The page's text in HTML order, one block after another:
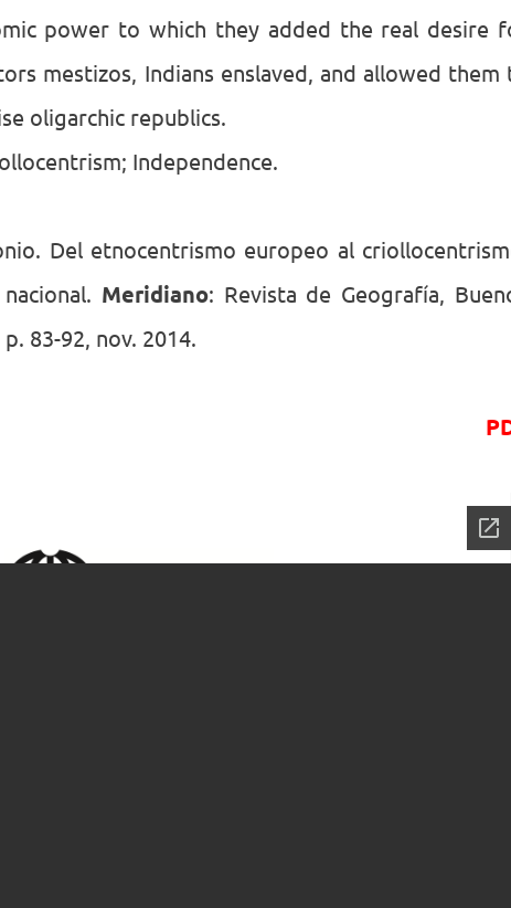
power to which they added the real desire
mestizos, Indians enslaved, and allowed them
oligarchic republics.
Independence.
Del etnocentrismo europeo al
Meridiano: Revista de Geografía,
83-92, nov. 2014.